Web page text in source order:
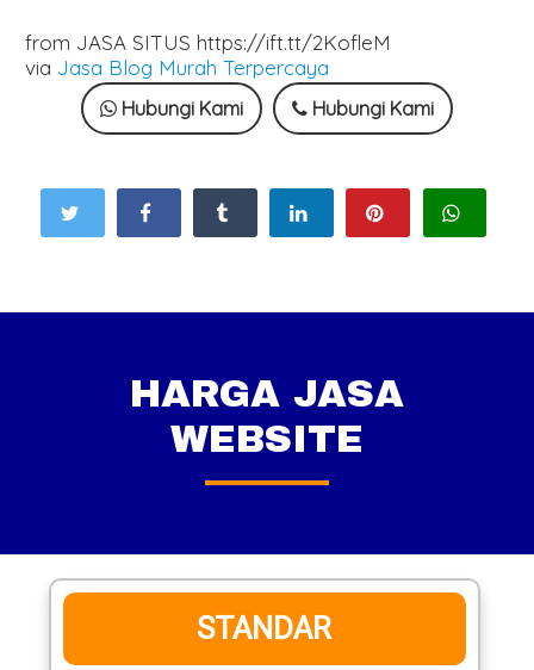
from JASA SITUS https://ift.tt/2KofleM
via Jasa Blog Murah Terpercaya
Hubungi Kami Hubungi Kami
HARGA JASA
WEBSITE
STANDAR